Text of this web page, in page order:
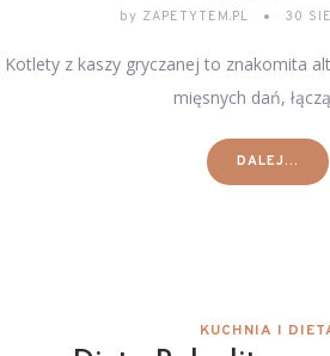
by ZAPETYTEM.PL 30
Kotlety z kaszy gryczanej to znakomita
mięsnych dań,
DALEJ...
KUCHNIA I